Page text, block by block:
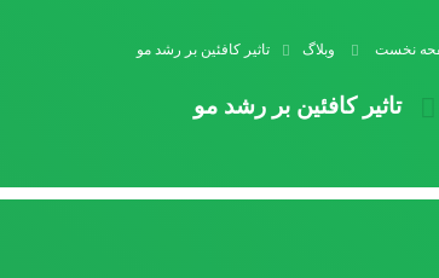
نخست وبلاگ تاثیر کافئین بر رشد مو
تاثیر کافئین بر رشد مو